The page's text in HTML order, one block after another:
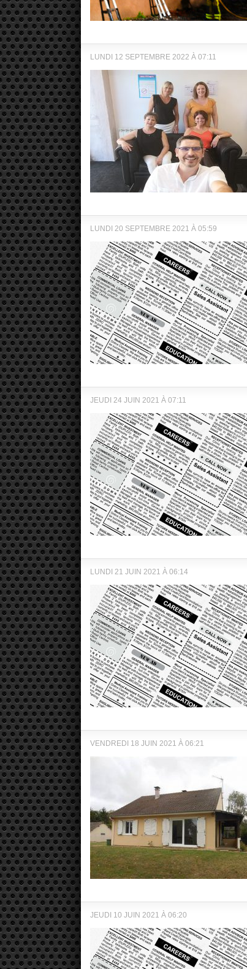
LUNDI 12 SEPTEMBRE 2022 À 07:11
LUNDI 20 SEPTEMBRE 2021 À 05:59
JEUDI 24 JUIN 2021 À 07:11
LUNDI 21 JUIN 2021 À 06:14
VENDREDI 18 JUIN 2021 À 06:21
JEUDI 10 JUIN 2021 À 06:20